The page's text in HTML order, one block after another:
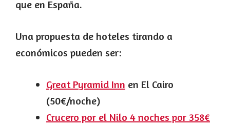
que en España.
Una propuesta de hoteles tirando a
económicos pueden ser:
Great Pyramid Inn en El Cairo
(50€/noche)
Crucero por el Nilo 4 noches por 358€